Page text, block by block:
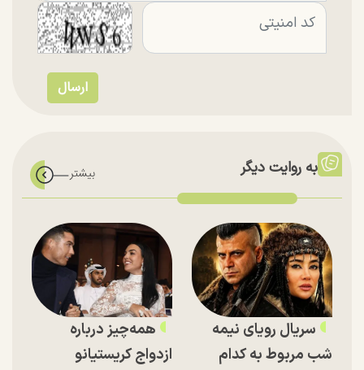
به روایت دیگر
سریال رویای نیمه
شب مربوط به کدام
همه‌چیز درباره
ازدواج کریستیانو